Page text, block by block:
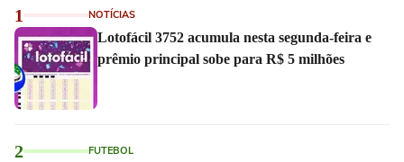
1 NOTÍCIAS
Lotofácil 3752 acumula nesta segunda-feira e
prêmio principal sobe para R$ 5 milhões
2 FUTEBOL